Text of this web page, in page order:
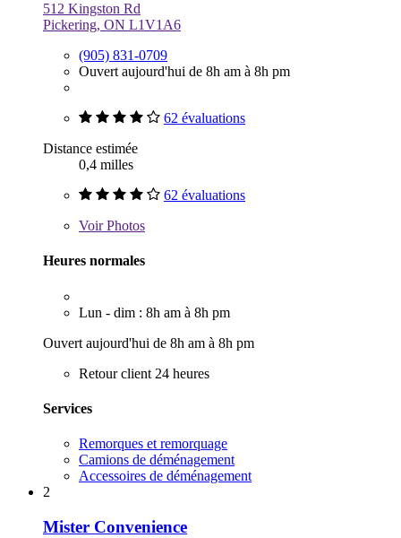
512 Kingston Rd
Pickering, ON L1V1A6
(905) 831-0709
Ouvert aujourd'hui de 8h am à 8h pm
62 évaluations
Distance estimée
0,4 milles
62 évaluations
VoirPhotos
Heures normales
Lun - dim : 8h am à 8h pm
Ouvert aujourd'hui de 8h am à 8h pm
Retour client 24 heures
Services
Remorques et remorquage
Camions de déménagement
Accessoires de déménagement
2
Mister Convenience